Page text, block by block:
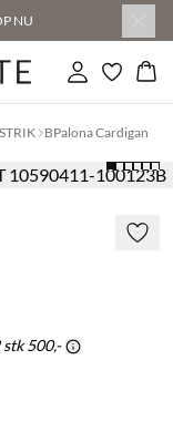
NU
Log ind
BPalona Cardigan
500,-